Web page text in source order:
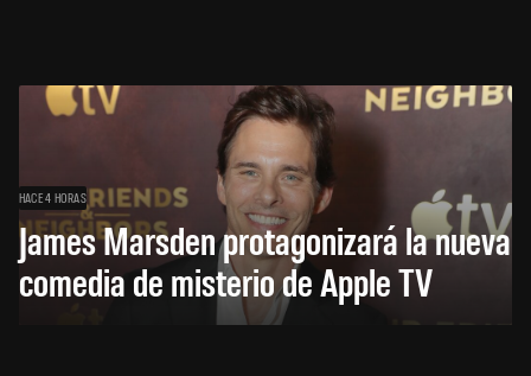
HACE 4 HORAS
James Marsden protagonizará la nueva
comedia de misterio de Apple TV